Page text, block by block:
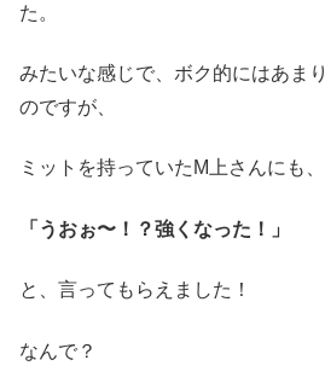
た。
みたいな感じで、ボク的にはあま
のですが、
ミットを持っていたM上さんにも、
「うおぉ〜！？強くなった！」
と、言ってもらえました！
なんで？